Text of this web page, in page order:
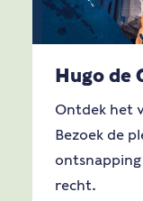
Hugo de
Ontdek het
Bezoek de
recht.